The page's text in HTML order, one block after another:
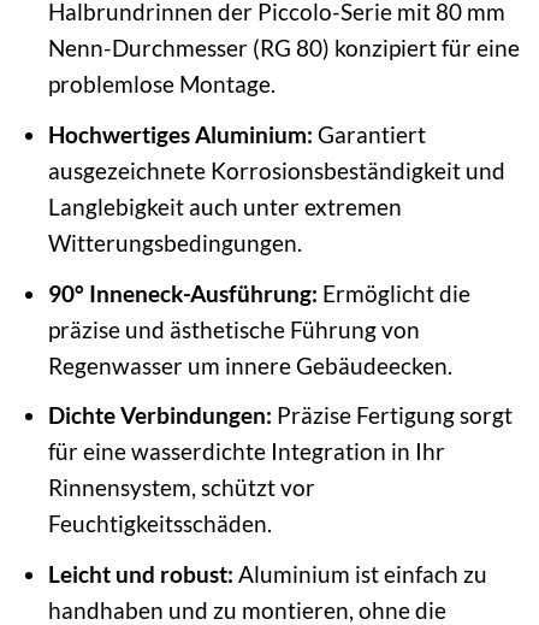
Halbrundrinnen der Piccolo-Serie mit 80 mm
Nenn-Durchmesser (RG 80) konzipiert für eine
problemlose Montage.
Hochwertiges Aluminium: Garantiert
ausgezeichnete Korrosionsbeständigkeit und
Langlebigkeit auch unter extremen
Witterungsbedingungen.
90° Inneneck-Ausführung: Ermöglicht die
präzise und ästhetische Führung von
Regenwasser um innere Gebäudeecken.
Dichte Verbindungen: Präzise Fertigung sorgt
für eine wasserdichte Integration in Ihr
Rinnensystem, schützt vor
Feuchtigkeitsschäden.
Leicht und robust: Aluminium ist einfach zu
handhaben und zu montieren, ohne die